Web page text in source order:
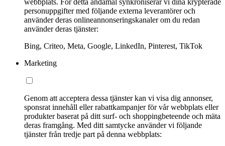
webbplats. För detta ändamål synkroniserar vi dina krypterade
personuppgifter med följande externa leverantörer och
använder deras onlineannonseringskanaler om du redan
använder deras tjänster:
Bing, Criteo, Meta, Google, LinkedIn, Pinterest, TikTok
Marketing
Genom att acceptera dessa tjänster kan vi visa dig annonser,
sponsrat innehåll eller rabattkampanjer för vår webbplats eller
produkter baserat på ditt surf- och shoppingbeteende och mäta
deras framgång. Med ditt samtycke använder vi följande
tjänster från tredje part på denna webbplats: